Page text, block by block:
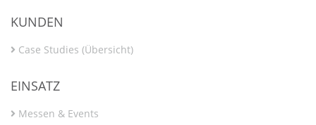
KUNDEN
Case Studies (Übersicht)
EINSATZ
Messen & Events